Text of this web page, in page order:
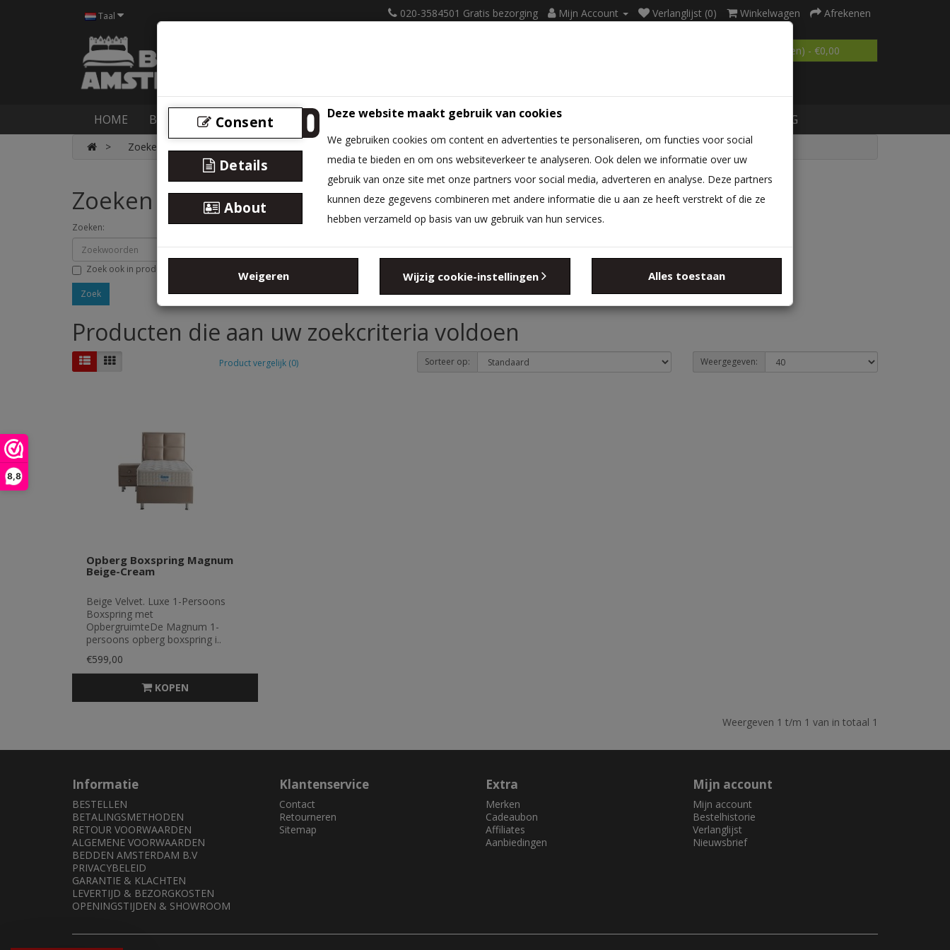
8,8
Taal 020-3584501 Gratis bezorging Mijn Account Verlanglijst (0) Winkelwagen Afrekenen
0 product(en) - €0,00
HOME BOXSPRINGS BEDDEN MATRASSEN BEDBODEM BEDTEXTIEL BLOG
Zoeken
Zoeken
Zoeken:
Zoeken in sub-categorieën
Zoek ook in productomschrijving
Producten die aan uw zoekcriteria voldoen
Product vergelijk (0) Sorteer op: Weergegeven:
Opberg Boxspring Magnum
Beige-Cream
Beige Velvet. Luxe 1-Persoons
Boxspring met
OpbergruimteDe Magnum 1-
persoons opberg boxspring i..
€599,00
KOPEN
Weergeven 1 t/m 1 van in totaal 1
Informatie
BESTELLEN
BETALINGSMETHODEN
RETOUR VOORWAARDEN
ALGEMENE VOORWAARDEN
BEDDEN AMSTERDAM B.V
PRIVACYBELEID
GARANTIE & KLACHTEN
LEVERTIJD & BEZORGKOSTEN
OPENINGSTIJDEN & SHOWROOM
Klantenservice
Contact
Retourneren
Sitemap
Extra
Merken
Cadeaubon
Affiliates
Aanbiedingen
Mijn account
Mijn account
Bestelhistorie
Verlanglijst
Nieuwsbrief
Consent
Details
About
Deze website maakt gebruik van cookies
We gebruiken cookies om content en advertenties te personaliseren, om functies voor social
media te bieden en om ons websiteverkeer te analyseren. Ook delen we informatie over uw
gebruik van onze site met onze partners voor social media, adverteren en analyse. Deze partners
kunnen deze gegevens combineren met andere informatie die u aan ze heeft verstrekt of die ze
hebben verzameld op basis van uw gebruik van hun services.
Weigeren Wijzig cookie-instellingen Alles toestaan